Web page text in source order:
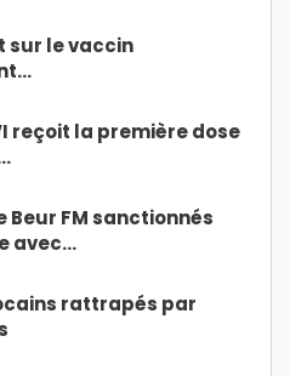
sur le vaccin
reçoit la première dose
FM sanctionnés
avec…
rattrapés par